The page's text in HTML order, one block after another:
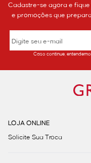
Cadastre-se agora e
e promoções que
Caso continue,
LOJA ONLINE
Solicite Sua Troca